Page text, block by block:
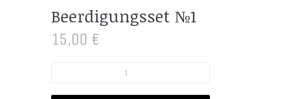
Beerdigungsset №1
15,00 €